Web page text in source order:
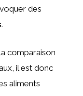
des
.
comparaison
il est donc
aliments